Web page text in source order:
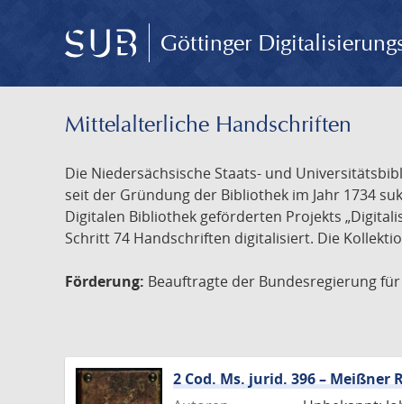
Göttinger
Mittelalterliche Handschriften
Die Niedersächsische Staats- und
seit der Gründung der Bibliothek im Jahr 1734
Digitalen Bibliothek geförderten Projekts
Schritt 74 Handschriften digitalisiert. Die
Förderung: Beauftragte der Bundesregierung
2 Cod. Ms. jurid. 396 – Meißner